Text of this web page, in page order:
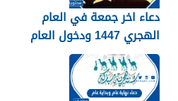
دعاء اخر جمعة في العام
الهجري 1447 ودخول العام
الجديد 1448